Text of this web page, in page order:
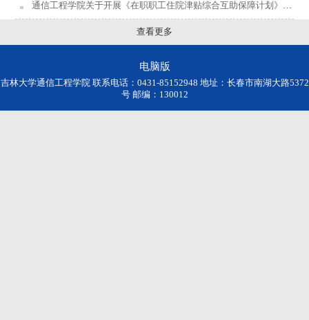
通信工程学院关于开展《在职职工住院津贴综合互助保障计划》活动的通知
查看更多
电脑版
吉林大学通信工程学院 联系电话：0431-85152948 地址：长春市南湖大路5372
号 邮编：130012